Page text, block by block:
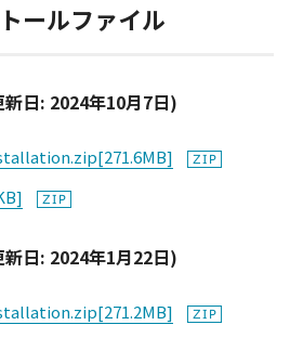
ールファイル
日: 2024年10月7日)
[271.6MB]
日: 2024年1月22日)
[271.2MB]